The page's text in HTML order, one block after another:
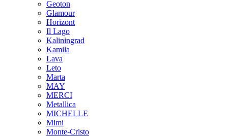
Geoton
Glamour
Horizont
Il Lago
Kaliningrad
Kamila
Lava
Leto
Marta
MAY
MERCI
Metallica
MICHELLE
Mimi
Monte-Cristo